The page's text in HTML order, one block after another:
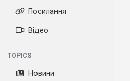
Посилання
Відео
TOPICS
Новини